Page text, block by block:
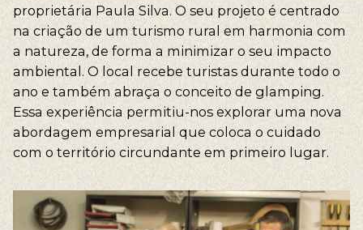
proprietária Paula Silva. O seu projeto é centrado
na criação de um turismo rural em harmonia com
a natureza, de forma a minimizar o seu impacto
ambiental. O local recebe turistas durante todo o
ano e também abraça o conceito de glamping.
Essa experiência permitiu-nos explorar uma nova
abordagem empresarial que coloca o cuidado
com o território circundante em primeiro lugar.